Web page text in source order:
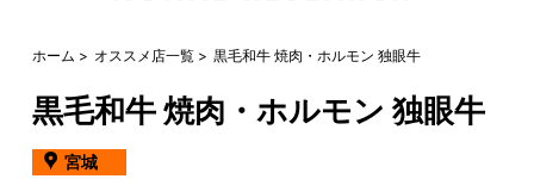
ホーム オススメ店一覧 黒毛和牛 焼肉・ホルモン 独眼牛
黒毛和牛 焼肉・ホルモン 独眼牛
宮城